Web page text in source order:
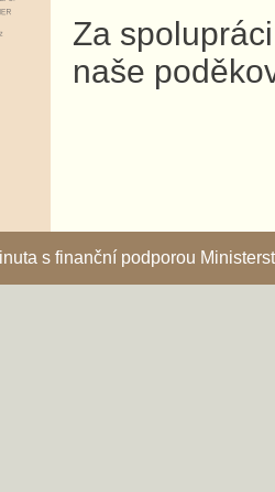
Za
naše
s finanční podporou